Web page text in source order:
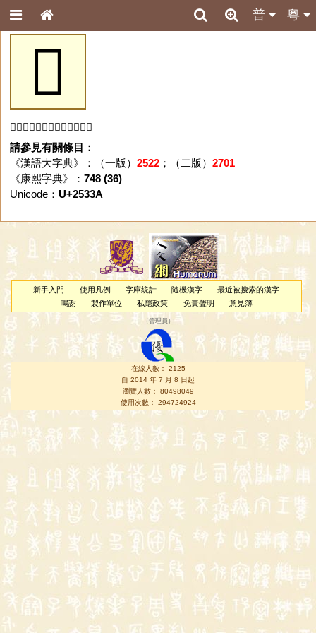
粵
普
𥌺
「𥌺」字未收錄於本資料庫。
請參見有關條目：
《漢語大字典》：（一版） 2522；（二版） 2701
《康熙字典》： 748 (36)
Unicode： U+2533A
新手入門 使用凡例 字庫統計 隨機漢字
最近被搜索的漢字
鳴謝
製作單位 私隱政策 免責聲明 意見簿
（管理員 ）
在線人數： 2125
自 2014 年 7 月 8 日起
瀏覽人數： 80498049
使用次數： 294724924